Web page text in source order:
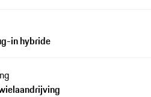
in hybride